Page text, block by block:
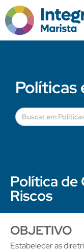
Search
for:
Política de
Riscos
OBJETIVO
Estabelecer as